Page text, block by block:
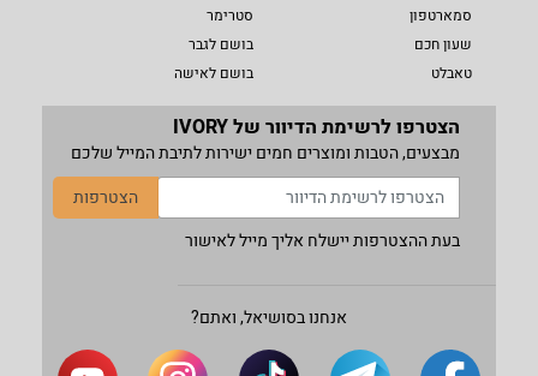
סמארטפון
שעון חכם
טאבלט
סטרימר
בושם לגבר
בושם לאישה
הצטרפו לרשימת הדיוור של IVORY
מבצעים, הטבות ומוצרים חמים ישירות לתיבת המייל שלכם
הצטרפות
בעת ההצטרפות יישלח אליך מייל לאישור
אנחנו בסושיאל, ואתם?